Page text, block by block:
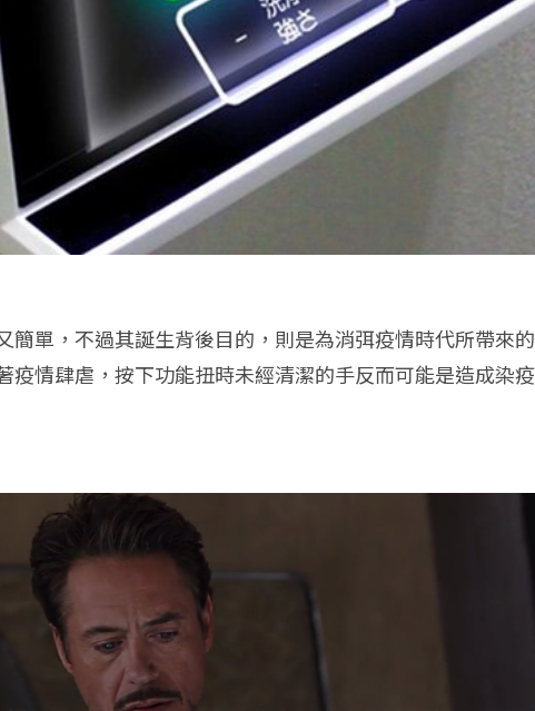
簡單，不過其誕生背後目的，則是為消弭疫情時代所帶來
疫情肆虐，按下功能扭時未經清潔的手反而可能是造成染